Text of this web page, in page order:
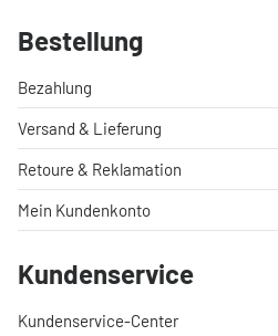
Bestellung
Bezahlung
Versand & Lieferung
Retoure & Reklamation
Mein Kundenkonto
Kundenservice
Kundenservice-Center